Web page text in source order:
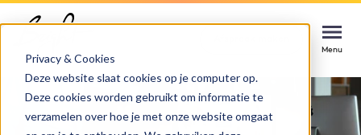
Privacy & Cookies
Deze website slaat cookies op je computer op.
Deze cookies worden gebruikt om informatie te
verzamelen over hoe je met onze website omgaat
Menu
Menu
Services
Menu